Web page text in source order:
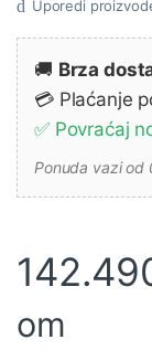
Uporedi
🚚 Brza
💳 Plaćanje
✅ Povraćaj
Ponuda vazi od
om